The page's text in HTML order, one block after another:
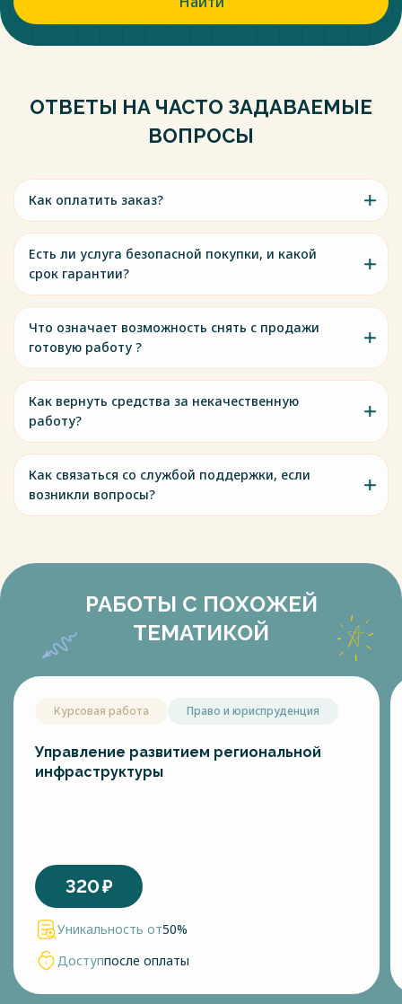
ОТВЕТЫ НА ЧАСТО ЗАДАВАЕМЫЕ
ВОПРОСЫ
Как оплатить заказ?
Есть ли услуга безопасной покупки, и какой
срок гарантии?
Что означает возможность снять с продажи
готовую работу ?
Как вернуть средства за некачественную
работу?
Как связаться со службой поддержки, если
возникли вопросы?
РАБОТЫ С ПОХОЖЕЙ
ТЕМАТИКОЙ
Курсовая работа Право и юриспруденция
Управление развитием региональной
инфраструктуры
320₽
Уникальность от50%
Доступпосле оплаты